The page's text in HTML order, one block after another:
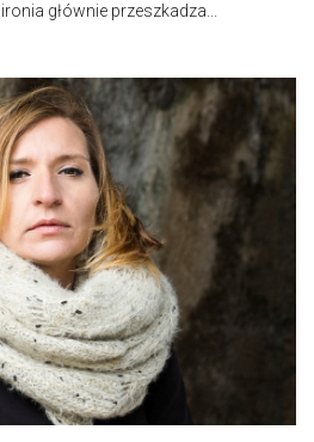
głównie przeszkadza...